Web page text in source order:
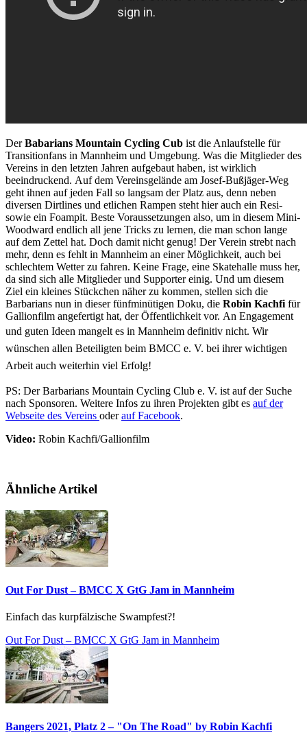
DerBabarians Mountain Cycling Cub ist die Anlaufstelle für
Transitionfans in Mannheim und Umgebung. Was die Mitglieder des
Vereins in den letzten Jahren aufgebaut haben, ist wirklich
beeindruckend. Auf dem Vereinsgelände am Josef-Bußjäger-Weg
geht ihnen auf jeden Fall so langsam der Platz aus, denn neben
diversen Dirtlines und etlichen Rampen steht hier auch ein Resi-
sowie ein Foampit. Beste Voraussetzungen also, um in diesem Mini-
Woodward endlich all jene Tricks zu lernen, die man schon lange
auf dem Zettel hat. Doch damit nicht genug! Der Verein strebt nach
mehr, denn es fehlt in Mannheim an einer Möglichkeit, auch bei
schlechtem Wetter zu fahren. Keine Frage, eine Skatehalle muss her,
da sind sich alle Mitglieder und Supporter einig. Und um diesem
Ziel ein kleines Stückchen näher zu kommen, stellen sich die
Barbarians nun in dieser fünfminütigen Doku, die Robin Kachfi für
Gallionfilm angefertigt hat, der Öffentlichkeit vor. An Engagement
und guten Ideen mangelt es in Mannheim definitiv nicht. Wir
wünschen allen Beteiligten beim BMCC e. V. bei ihrer wichtigen
Arbeit auch weiterhin viel Erfolg!
PS: Der Barbarians Mountain Cycling Club e. V. ist auf der Suche
nach Sponsoren. Weitere Infos zu ihren Projekten gibt es auf der
Webseite des Vereins oderauf Facebook.
Video: Robin Kachfi/Gallionfilm
Ähnliche Artikel
Out For Dust – BMCC X GtG Jam in Mannheim
Einfach das kurpfälzische Swampfest?!
Out For Dust – BMCC X GtG Jam in Mannheim
Bangers 2021, Platz 2 – "On The Road" by Robin Kachfi